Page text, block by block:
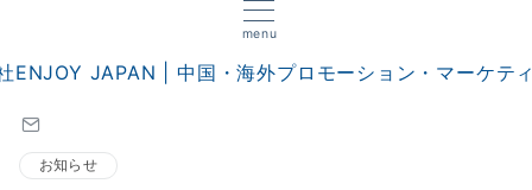
menu
お知らせ